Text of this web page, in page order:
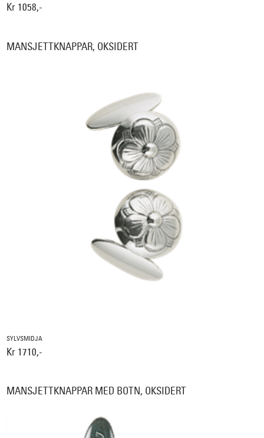
Kr 1058,-
MANSJETTKNAPPAR, OKSIDERT
SYLVSMIDJA
Kr 1710,-
MANSJETTKNAPPAR MED BOTN, OKSIDERT